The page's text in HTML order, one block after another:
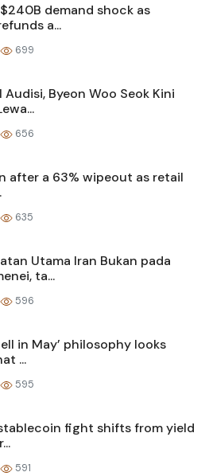
demand shock as
a...
699
Audisi, Byeon Woo Seok Kini
656
after a 63% wipeout as retail
635
Utama Iran Bukan pada
ta...
596
in May’ philosophy looks
...
595
fight shifts from yield
591